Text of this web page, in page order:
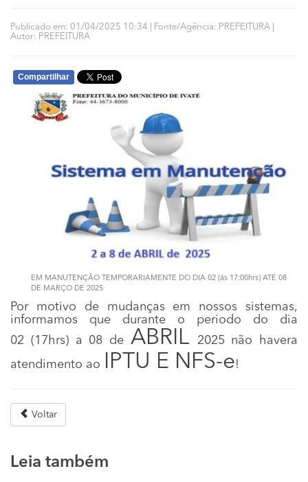
Publicado em: 01/04/2025 10:34 | Fonte/Agência: PREFEITURA |
Autor: PREFEITURA
Compartilhar
EM MANUTENÇÃO TEMPORARIAMENTE DO DIA 02 (ás 17:00hrs) ATÉ 08
DE MARÇO DE 2025
Por motivo de mudanças em nossos sistemas,
informamos que durante o periodo do dia
02 (17hrs) a 08 de ABRIL
2025 não havera
atendimento ao IPTU E NFS-e!
Voltar
Leia também